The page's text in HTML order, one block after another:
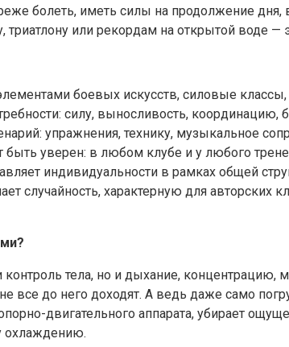
болеть, иметь силы на продолжение дня,
или рекордам на открытой воде —
боевых искусств, силовые
силу, выносливость,
упражнения, технику, музыкальное
быть уверен: в любом клубе и у любого
индивидуальности в рамках общей
характерную для авторских
тела, но и дыхание,
все до него доходят. А ведь даже само
двигательного аппарата, убирает
охлаждению.